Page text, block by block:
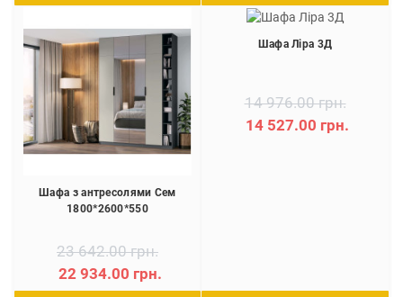
Шафа з антресолями Сем
1800*2600*550
23 642.00 грн.
22 934.00 грн.
Шафа Ліра 3Д
14 976.00 грн.
14 527.00 грн.